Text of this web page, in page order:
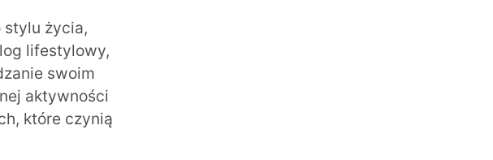
stylu życia,
lifestylowy,
swoim
aktywności
które czynią